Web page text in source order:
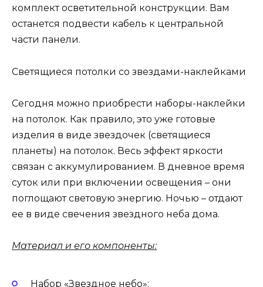
комплект осветительной конструкции. Вам
останется подвести кабель к центральной
части панели.
Светящиеся потолки со звездами-наклейками
Сегодня можно приобрести наборы-наклейки
на потолок. Как правило, это уже готовые
изделия в виде звездочек (светящиеся
планеты) на потолок. Весь эффект яркости
связан с аккумулированием. В дневное время
суток или при включении освещения – они
поглощают световую энергию. Ночью – отдают
ее в виде свечения звездного неба дома.
Материал и его компоненты:
Набор «Звездное небо»;